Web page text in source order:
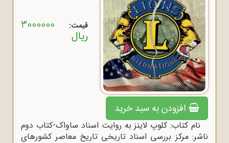
قیمت: 3000000
ریال
افزودن به سبد خرید
نام کتاب: کلوپ لاینز به روایت اسناد ساواک-کتاب دوم
ناشر: مرکز بررسی اسناد تاریخی تاریخ معاصر کشورهای